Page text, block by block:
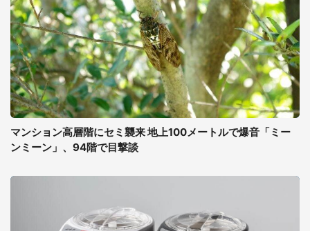
マンション高層階にセミ襲来 地上100メートルで爆音「ミー
ンミーン」、94階で目撃談